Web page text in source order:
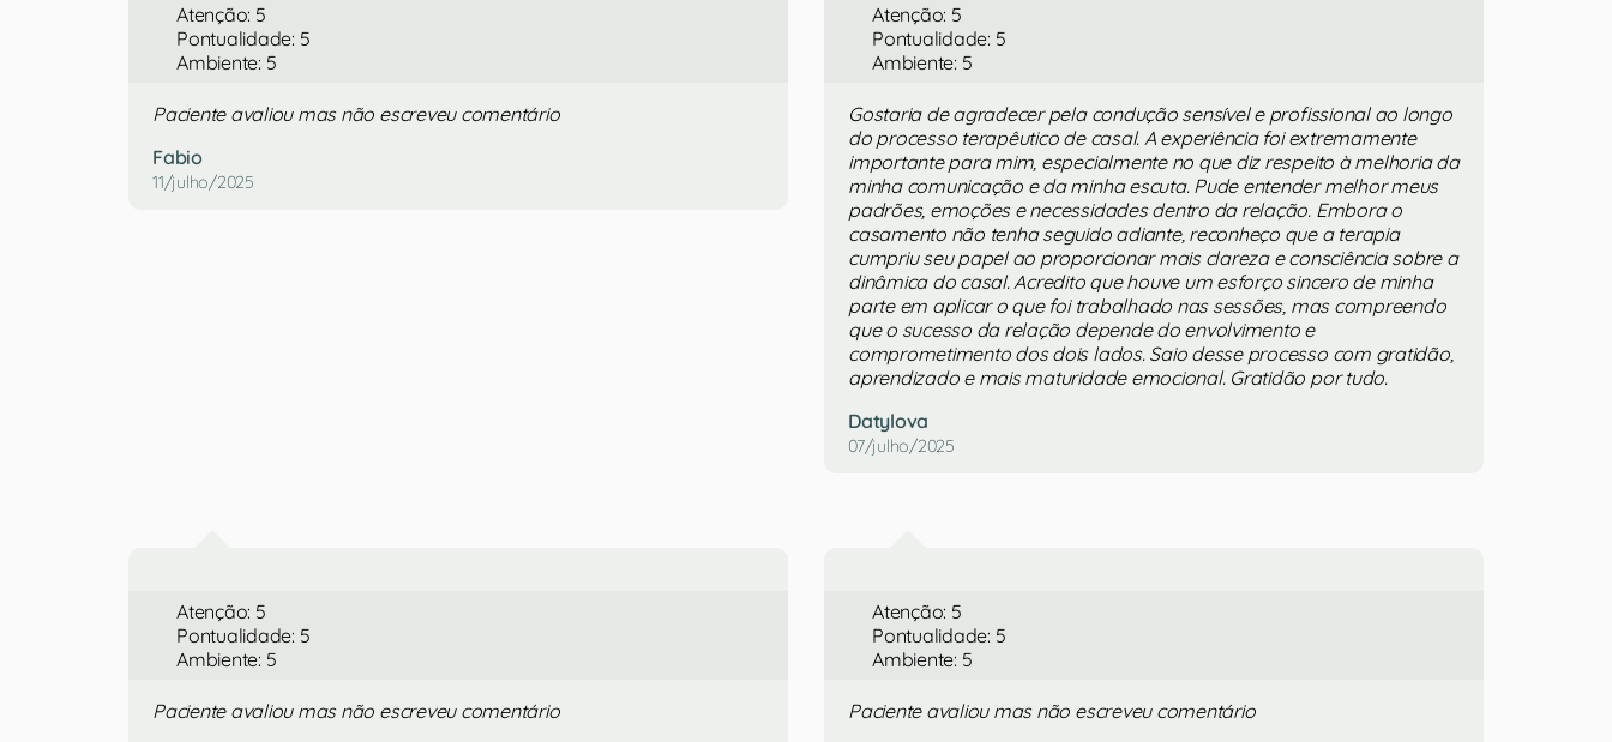
Atenção: 5
Pontualidade: 5
Ambiente: 5
Paciente avaliou mas não escreveu comentário
Fabio
11/julho/2025
Atenção: 5
Pontualidade: 5
Ambiente: 5
Gostaria de agradecer pela condução sensível e profissional ao longo
do processo terapêutico de casal. A experiência foi extremamente
importante para mim, especialmente no que diz respeito à melhoria da
minha comunicação e da minha escuta. Pude entender melhor meus
padrões, emoções e necessidades dentro da relação. Embora o
casamento não tenha seguido adiante, reconheço que a terapia
cumpriu seu papel ao proporcionar mais clareza e consciência sobre a
dinâmica do casal. Acredito que houve um esforço sincero de minha
parte em aplicar o que foi trabalhado nas sessões, mas compreendo
que o sucesso da relação depende do envolvimento e
comprometimento dos dois lados. Saio desse processo com gratidão,
aprendizado e mais maturidade emocional. Gratidão por tudo.
Datylova
07/julho/2025
Atenção: 5
Pontualidade: 5
Ambiente: 5
Paciente avaliou mas não escreveu comentário
Atenção: 5
Pontualidade: 5
Ambiente: 5
Paciente avaliou mas não escreveu comentário